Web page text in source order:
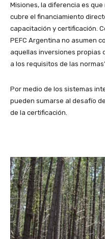
Misiones, la diferencia es
cubre el financiamiento
capacitación y certificación.
PEFC Argentina no asumen
aquellas inversiones propias
a los requisitos de las
Por medio de los sistemas
pueden sumarse al desafío
de la certificación.